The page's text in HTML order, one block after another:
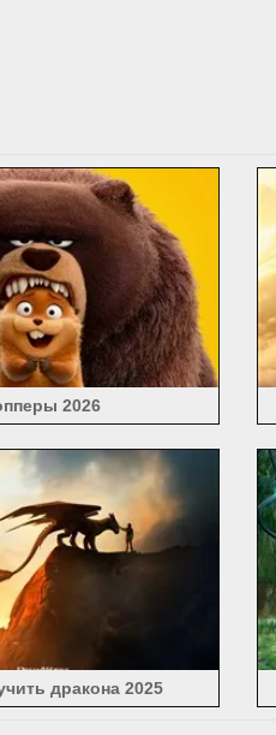
2026
дракона 2025